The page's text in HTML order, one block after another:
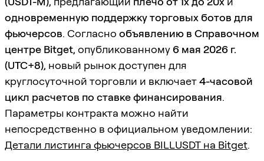
одновременную поддержку торговых ботов для
фьючерсов. Согласно объявлению в Справочном
центре Bitget, опубликованному6 мая 2026 г.
(UTC+8), новый рынок доступен для
круглосуточной торговли и включает4-часовой
цикл расчетов по ставке финансирования.
Параметры контракта можно найти
непосредственно в официальном уведомлении:
Детали листинга фьючерсов BILLUSDT на Bitget.